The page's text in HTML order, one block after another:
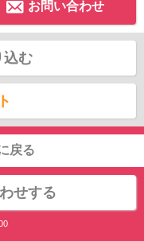
お問い合わせ
込む
戻る
せする